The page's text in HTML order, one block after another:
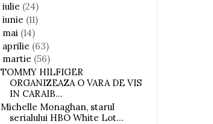
iulie (24)
iunie (11)
mai (14)
aprilie (63)
martie (56)
TOMMY HILFIGER
ORGANIZEAZA O VARA DE VIS
IN CARAIB...
Michelle Monaghan, starul
serialului HBO White Lot...